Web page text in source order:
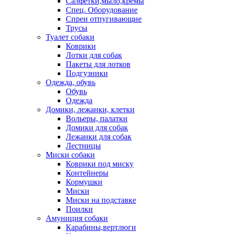
Спец. Оборудование
Спреи отпугивающие
Трусы
Туалет собаки
Коврики
Лотки для собак
Пакеты для лотков
Подгузники
Одежда, обувь
Обувь
Одежда
Домики, лежанки, клетки
Вольеры, палатки
Домики для собак
Лежанки для собак
Лестницы
Миски собаки
Коврики под миску
Контейнеры
Кормушки
Миски
Миски на подставке
Поилки
Амуниция собаки
Карабины,вертлюги